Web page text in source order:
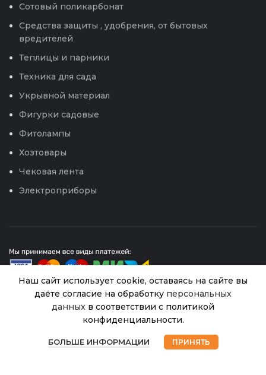
Сотовый поликарбонат
Средства защиты , удобрения, от бытовых
вредителей
Теплицы и парники
Техника для сада
Укрывной материал
Фигурки садовые
Фитолампы
Хозтовары
Чековая лента
Электроприборы
Интернет магазин Успех. ИП Хрипунов Сергей
Александрович
ИНН 420800180243 / ОГРНИП 304420530300327
Все права защищены.Персональные данные.
Наш сайт использует cookie, оставаясь на сайте вы
даёте согласие на обработку персональных
данных в соответствии с политикой
конфиденциальности.
БОЛЬШЕ ИНФОРМАЦИИ ПРИНЯТЬ
Насадка
дождевальная
«ЖУК» 1/2 -3/4
с опорой
130.00₽
В
наличии
Магазин Избранное Корзина Мой аккаунт